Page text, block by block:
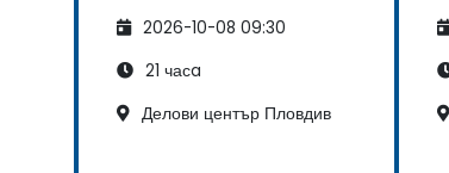
виртуални асистенти
2026-10-08 09:30
21 часa
Делови център Пловдив